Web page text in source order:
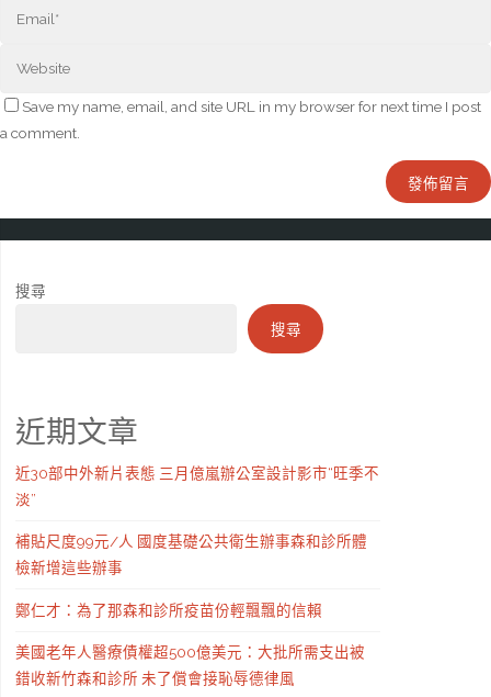
Save my name, email, and site URL in my browser for next time I post
a comment.
搜尋
搜尋
近期文章
近30部中外新片表態 三月億嵐辦公室設計影市“旺季不
淡”
補貼尺度99元/人 國度基礎公共衛生辦事森和診所體
檢新增這些辦事
鄭仁才：為了那森和診所疫苗份輕飄飄的信賴
美國老年人醫療債權超500億美元：大批所需支出被
錯收新竹森和診所 未了償會接恥辱德律風